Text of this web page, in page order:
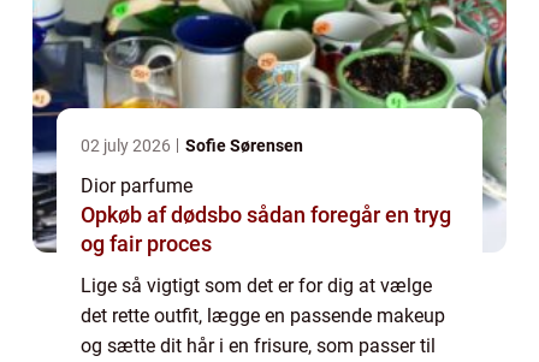
02 july 2026 Sofie Sørensen
Dior parfume
Opkøb af dødsbo sådan foregår en tryg
og fair proces
Lige så vigtigt som det er for dig at vælge
det rette outfit, lægge en passende makeup
og sætte dit hår i en frisure, som passer til